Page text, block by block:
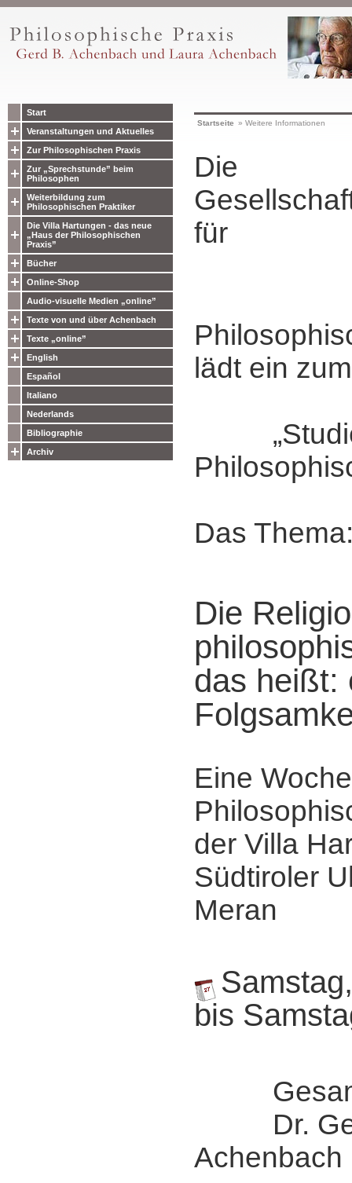
Start
Veranstaltungen und Aktuelles
Zur Philosophischen Praxis
Zur „Sprechstunde” beim
Philosophen
Weiterbildung zum
Philosophischen Praktiker
Die Villa Hartungen - das neue
„Haus der Philosophischen
Praxis”
Bücher
Online-Shop
Audio-visuelle Medien „online”
Texte von und über Achenbach
Texte „online”
English
Español
Italiano
Nederlands
Bibliographie
Archiv
Startseite » Weitere Informationen
Die
für
lädt ein zum
Das
Die
das heißt:
Eine
der Villa
Südtiroler
Meran
bis
Dr.
Achenbach